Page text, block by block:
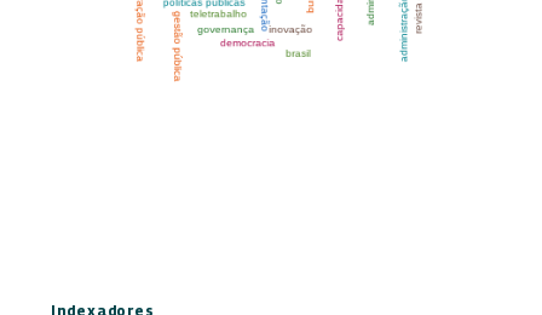
Indexadores